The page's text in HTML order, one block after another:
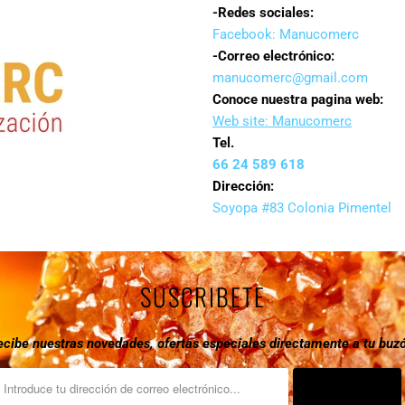
-Redes sociales:
Facebook: Manucomerc
-Correo electrónico:
manucomerc@gmail.com
Conoce nuestra pagina web:
Web site: Manucomerc
Tel.
66 24 589 618
Dirección:
Soyopa #83 Colonia Pimentel
SUSCRIBETE
nuestras novedades, ofertas especiales directamente a tu